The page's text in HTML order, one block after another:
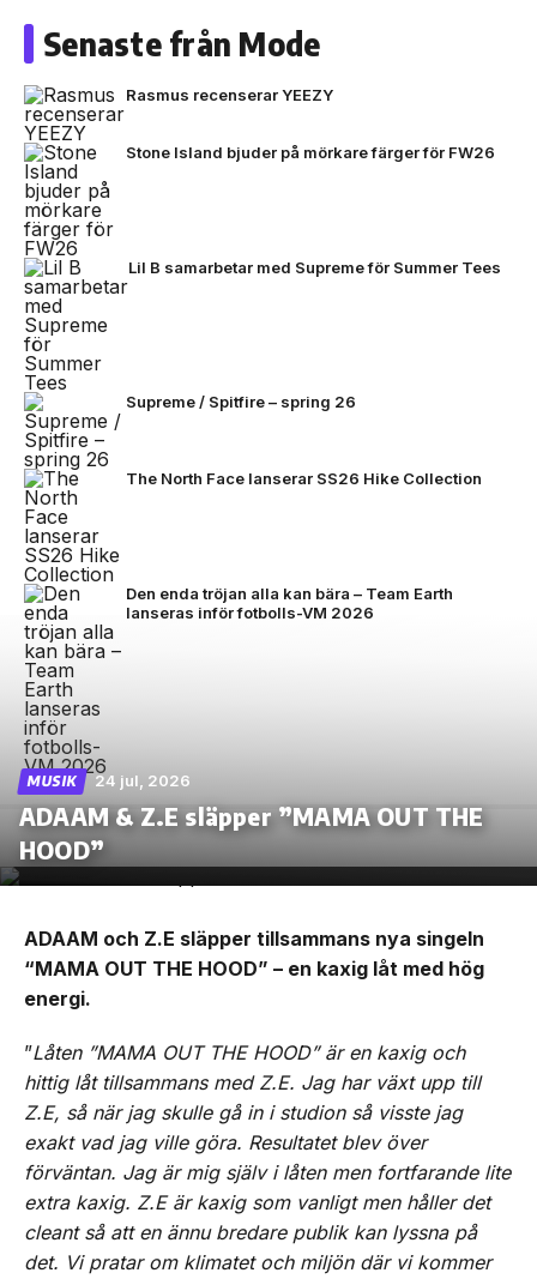
Senaste från Mode
Rasmus recenserar YEEZY
Stone Island bjuder på mörkare färger för FW26
Lil B samarbetar med Supreme för Summer Tees
Supreme / Spitfire – spring 26
The North Face lanserar SS26 Hike Collection
Den enda tröjan alla kan bära – Team Earth
lanseras inför fotbolls-VM 2026
MUSIK 24 jul, 2026
ADAAM & Z.E släpper ”MAMA OUT THE
HOOD”
ADAAM och Z.E släpper tillsammans nya singeln
“MAMA OUT THE HOOD” – en kaxig låt med hög
energi.
”Låten ”MAMA OUT THE HOOD” är en kaxig och
hittig låt tillsammans med Z.E. Jag har växt upp till
Z.E, så när jag skulle gå in i studion så visste jag
exakt vad jag ville göra. Resultatet blev över
förväntan. Jag är mig själv i låten men fortfarande lite
extra kaxig. Z.E är kaxig som vanligt men håller det
cleant så att en ännu bredare publik kan lyssna på
det. Vi pratar om klimatet och miljön där vi kommer